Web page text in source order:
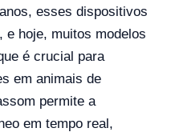
esses dispositivos
hoje, muitos modelos
é crucial para
em animais de
permite a
em tempo real,